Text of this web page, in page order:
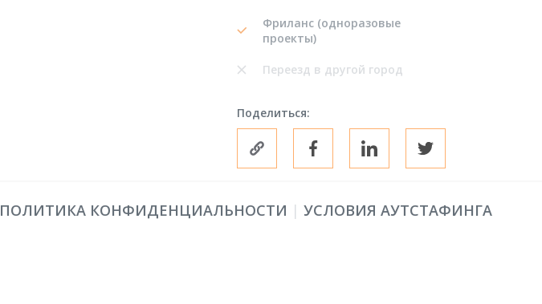
Фриланс (одноразовые
проекты)
Переезд в другой город
Поделиться:
ПОЛИТИКА КОНФИДЕНЦИАЛЬНОСТИ |УСЛОВИЯ АУТСТАФИНГА